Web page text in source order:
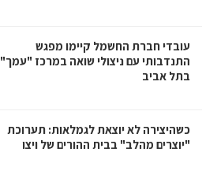
עובדי חברת החשמל קיימו מפגש
התנדבותי עם ניצולי שואה במרכז "עמך"
בתל אביב
כשהיצירה לא יוצאת לגמלאות: תערוכת
"יוצרים מהלב" בבית ההורים של ויצו